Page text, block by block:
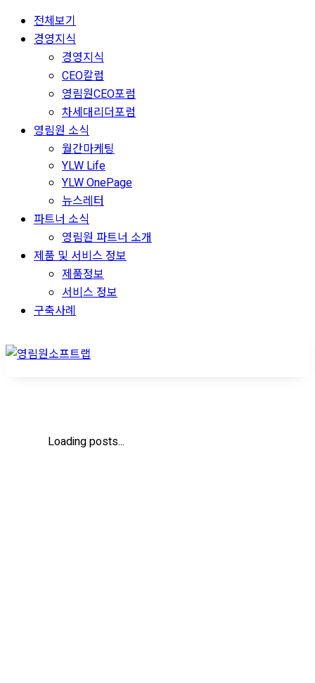
전체보기
경영지식
경영지식
CEO칼럼
영림원CEO포럼
차세대리더포럼
영림원 소식
월간마케팅
YLW Life
YLW OnePage
뉴스레터
파트너 소식
영림원 파트너 소개
제품 및 서비스 정보
제품정보
서비스 정보
구축사례
Loading posts...